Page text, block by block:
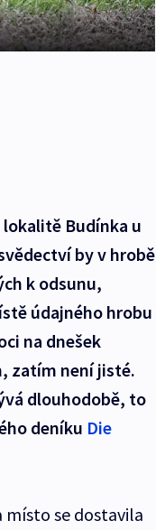
Budínka u
by v hrobě
k odsunu,
údajného hrobu
na dnešek
zatím není jisté.
dlouhodobě, to
deníku Die
místo se dostavila